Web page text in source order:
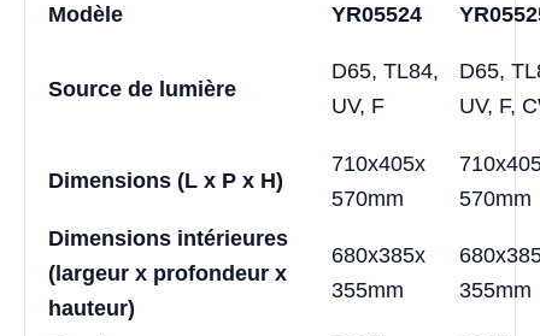
Modèle YR05524
Source de lumière
D65, TL84,
UV, F
D65,
UV, F,
Dimensions (L x P x H)
710x405x
570mm
570mm
Dimensions intérieures
(largeur x profondeur x
hauteur)
680x385x
355mm
355mm